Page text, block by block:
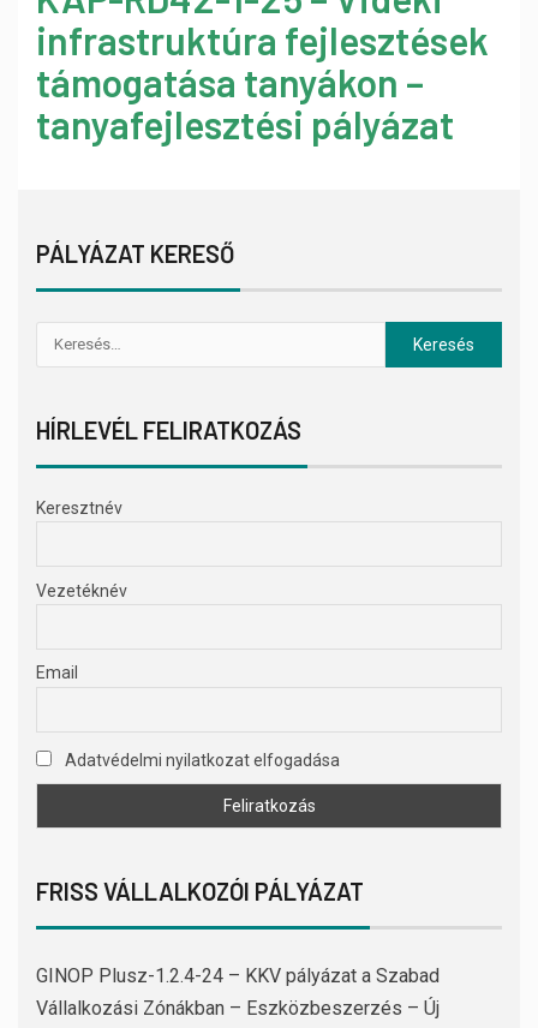
infrastruktúra fejlesztések
támogatása tanyákon –
tanyafejlesztési pályázat
PÁLYÁZAT KERESŐ
HÍRLEVÉL FELIRATKOZÁS
Keresztnév
Vezetéknév
Email
Adatvédelmi nyilatkozat elfogadása
FRISS VÁLLALKOZÓI PÁLYÁZAT
GINOP Plusz-1.2.4-24 – KKV pályázat a Szabad
Vállalkozási Zónákban – Eszközbeszerzés – Új